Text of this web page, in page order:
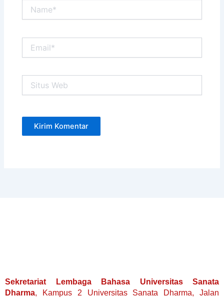
Web
Sekretariat Lembaga Bahasa Universitas Sanata
Dharma, Kampus 2 Universitas Sanata Dharma, Jalan